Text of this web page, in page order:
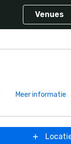
Venues
Meer informatie